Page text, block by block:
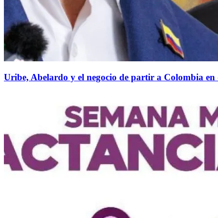
Uribe, Abelardo y el negocio de partir a Colombia en